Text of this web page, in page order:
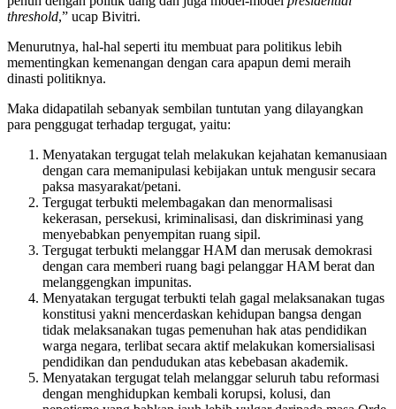
threshold,” ucap Bivitri.
Menurutnya, hal-hal seperti itu membuat para politikus lebih
mementingkan kemenangan dengan cara apapun demi meraih
dinasti politiknya.
Maka didapatilah sebanyak sembilan tuntutan yang dilayangkan
para penggugat terhadap tergugat, yaitu:
Menyatakan tergugat telah melakukan kejahatan kemanusiaan
dengan cara memanipulasi kebijakan untuk mengusir secara
paksa masyarakat/petani.
Tergugat terbukti melembagakan dan menormalisasi
kekerasan, persekusi, kriminalisasi, dan diskriminasi yang
menyebabkan penyempitan ruang sipil.
Tergugat terbukti melanggar HAM dan merusak demokrasi
dengan cara memberi ruang bagi pelanggar HAM berat dan
melanggengkan impunitas.
Menyatakan tergugat terbukti telah gagal melaksanakan tugas
konstitusi yakni mencerdaskan kehidupan bangsa dengan
tidak melaksanakan tugas pemenuhan hak atas pendidikan
warga negara, terlibat secara aktif melakukan komersialisasi
pendidikan dan pendudukan atas kebebasan akademik.
Menyatakan tergugat telah melanggar seluruh tabu reformasi
dengan menghidupkan kembali korupsi, kolusi, dan